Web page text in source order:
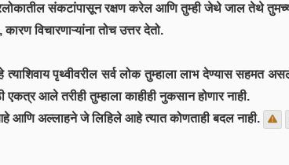
संकटांपासून रक्षण करेल आणि तुम्ही जेथे जाल तेथे
विचारणाऱ्यांना तोच उत्तर देतो.
पृथ्वीवरील सर्व लोक तुम्हाला लाभ देण्यास सहमत असले
आले तरीही तुम्हाला काहीही नुकसान होणार नाही.
आणि अल्लाहने जे लिहिले आहे त्यात कोणताही बदल नाही.